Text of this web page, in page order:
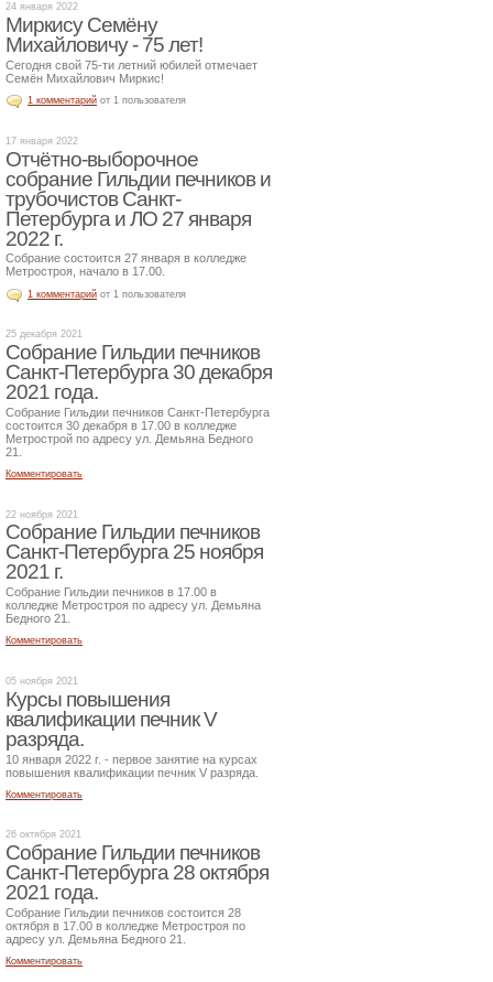
24 января 2022
Миркису Семёну
Михайловичу - 75 лет!
Сегодня свой 75-ти летний юбилей отмечает
Семён Михайлович Миркис!
1 комментарий от 1 пользователя
17 января 2022
Отчётно-выборочное
собрание Гильдии печников и
трубочистов Санкт-
Петербурга и ЛО 27 января
2022 г.
Собрание состоится 27 января в колледже
Метростроя, начало в 17.00.
1 комментарий от 1 пользователя
25 декабря 2021
Собрание Гильдии печников
Санкт-Петербурга 30 декабря
2021 года.
Собрание Гильдии печников Санкт-Петербурга
состоится 30 декабря в 17.00 в колледже
Метрострой по адресу ул. Демьяна Бедного
21.
Комментировать
22 ноября 2021
Собрание Гильдии печников
Санкт-Петербурга 25 ноября
2021 г.
Собрание Гильдии печников в 17.00 в
колледже Метростроя по адресу ул. Демьяна
Бедного 21.
Комментировать
05 ноября 2021
Курсы повышения
квалификации печник V
разряда.
10 января 2022 г. - первое занятие на курсах
повышения квалификации печник V разряда.
Комментировать
26 октября 2021
Собрание Гильдии печников
Санкт-Петербурга 28 октября
2021 года.
Собрание Гильдии печников состоится 28
октября в 17.00 в колледже Метростроя по
адресу ул. Демьяна Бедного 21.
Комментировать